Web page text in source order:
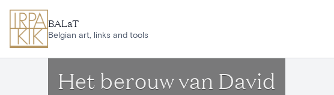
BALaT
Belgian art, links and tools
Het berouw van David